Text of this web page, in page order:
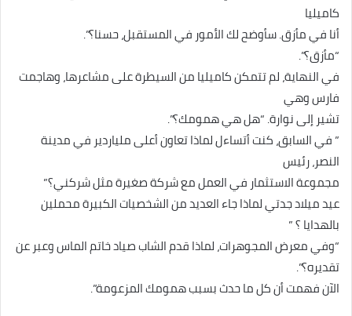
كاميليا
أنا في مأزق. سأوضح لك الأمور في المستقبل، حسنا؟”.
“مأزق؟”.
في النهاية، لم تتمكن كاميليا من السيطرة على مشاعرها، وهاجمت
فارس وهي
تشير إلى نوارة. “هل هي همومك؟”.
” في السابق، كنت أتساءل لماذا تعاون أعلى ملياردير في مدينة
النصر، رئيس
مجموعة الاستثمار في العمل مع شركة صغيرة مثل شركني؟”
عيد ميلاد جدتي لماذا جاء العديد من الشخصيات الكبيرة محملين
بالهدايا ؟ ”
“وفي معرض المجوهرات، لماذا قدم الشاب صياد خاتم الماس وعبر عن
تقديره؟”.
الآن فهمت أن كل ما حدث بسبب همومك المزعومة”.